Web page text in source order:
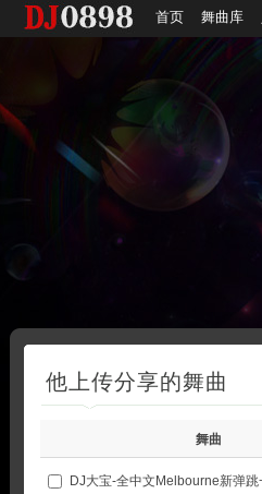
首页 舞曲库
他上传分享的舞曲
舞曲